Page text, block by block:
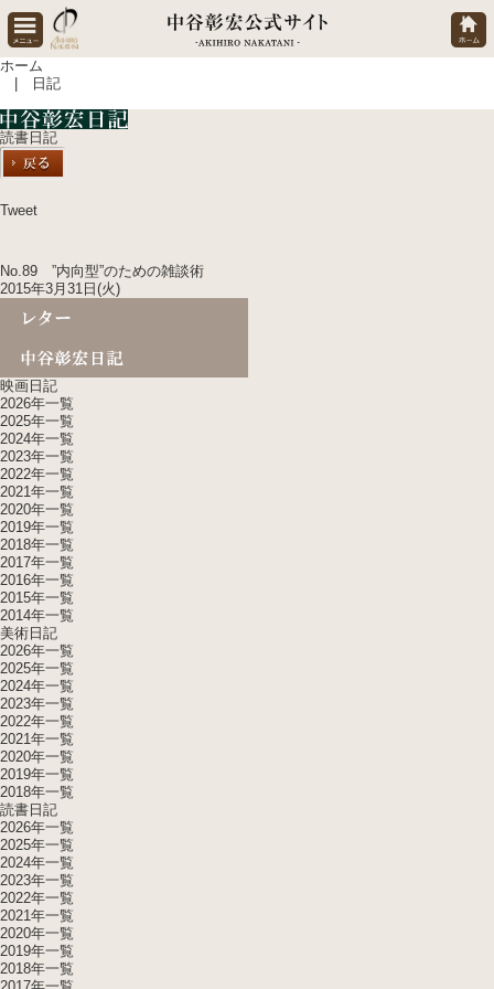
ホーム
| 日記
読書日記
Tweet
No.89 ”内向型”のための雑談術
2015年3月31日(火)
映画日記
2026年一覧
2025年一覧
2024年一覧
2023年一覧
2022年一覧
2021年一覧
2020年一覧
2019年一覧
2018年一覧
2017年一覧
2016年一覧
2015年一覧
2014年一覧
美術日記
2026年一覧
2025年一覧
2024年一覧
2023年一覧
2022年一覧
2021年一覧
2020年一覧
2019年一覧
2018年一覧
読書日記
2026年一覧
2025年一覧
2024年一覧
2023年一覧
2022年一覧
2021年一覧
2020年一覧
2019年一覧
2018年一覧